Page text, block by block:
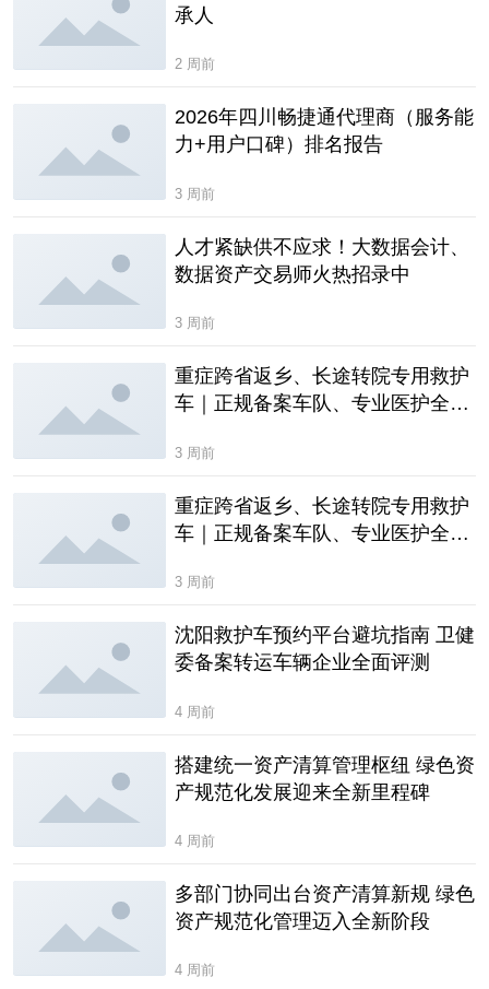
承人
2 周前
2026年四川畅捷通代理商（服务能
力+用户口碑）排名报告
3 周前
人才紧缺供不应求！大数据会计、
数据资产交易师火热招录中
3 周前
重症跨省返乡、长途转院专用救护
车｜正规备案车队、专业医护全程
3 周前
重症跨省返乡、长途转院专用救护
车｜正规备案车队、专业医护全程
3 周前
沈阳救护车预约平台避坑指南 卫健
委备案转运车辆企业全面评测
4 周前
搭建统一资产清算管理枢纽 绿色资
产规范化发展迎来全新里程碑
4 周前
多部门协同出台资产清算新规 绿色
资产规范化管理迈入全新阶段
4 周前